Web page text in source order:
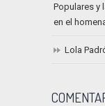
Populares y
en el
Lola